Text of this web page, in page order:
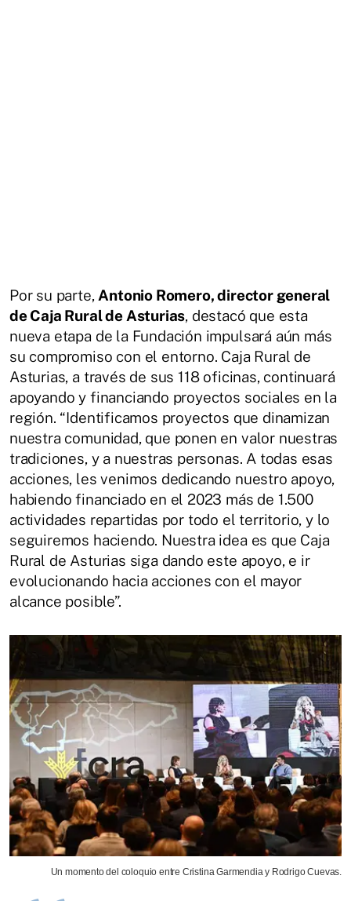
Por su parte, Antonio Romero, director general
de Caja Rural de Asturias, destacó que esta
nueva etapa de la Fundación impulsará aún más
su compromiso con el entorno. Caja Rural de
Asturias, a través de sus 118 oficinas, continuará
apoyando y financiando proyectos sociales en la
región. “Identificamos proyectos que dinamizan
nuestra comunidad, que ponen en valor nuestras
tradiciones, y a nuestras personas. A todas esas
acciones, les venimos dedicando nuestro apoyo,
habiendo financiado en el 2023 más de 1.500
actividades repartidas por todo el territorio, y lo
seguiremos haciendo. Nuestra idea es que Caja
Rural de Asturias siga dando este apoyo, e ir
evolucionando hacia acciones con el mayor
alcance posible”.
Un momento del coloquio entre Cristina Garmendia y Rodrigo Cuevas.